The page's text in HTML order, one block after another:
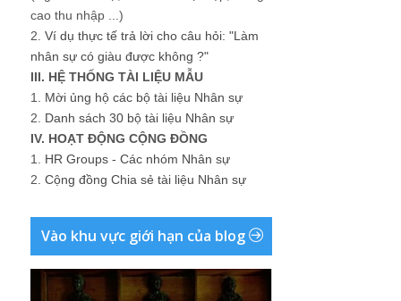
cao thu nhập ...)
2. Ví dụ thực tế trả lời cho câu hỏi: "Làm
nhân sự có giàu được không ?"
III. HỆ THỐNG TÀI LIỆU MẪU
1. Mời ủng hộ các bộ tài liệu Nhân sự
2. Danh sách 30 bộ tài liệu Nhân sự
IV. HOẠT ĐỘNG CỘNG ĐỒNG
1. HR Groups - Các nhóm Nhân sự
2. Cộng đồng Chia sẻ tài liệu Nhân sự
Vào khu vực giới hạn của blog